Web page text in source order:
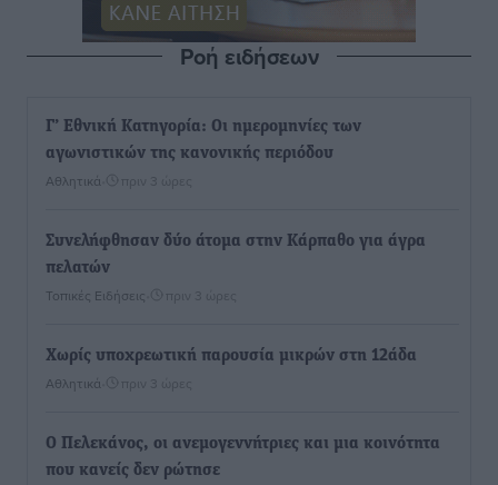
Ροή ειδήσεων
Γ’ Εθνική Κατηγορία: Οι ημερομηνίες των
αγωνιστικών της κανονικής περιόδου
Αθλητικά πριν 3 ώρες
Συνελήφθησαν δύο άτομα στην Κάρπαθο για άγρα
πελατών
Τοπικές Ειδήσεις πριν 3 ώρες
Χωρίς υποχρεωτική παρουσία μικρών στη 12άδα
Αθλητικά πριν 3 ώρες
Ο Πελεκάνος, οι ανεμογεννήτριες και μια κοινότητα
που κανείς δεν ρώτησε